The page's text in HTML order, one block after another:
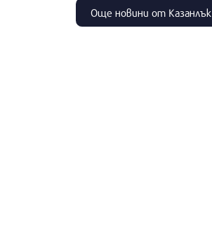
Още новини от Казанлък